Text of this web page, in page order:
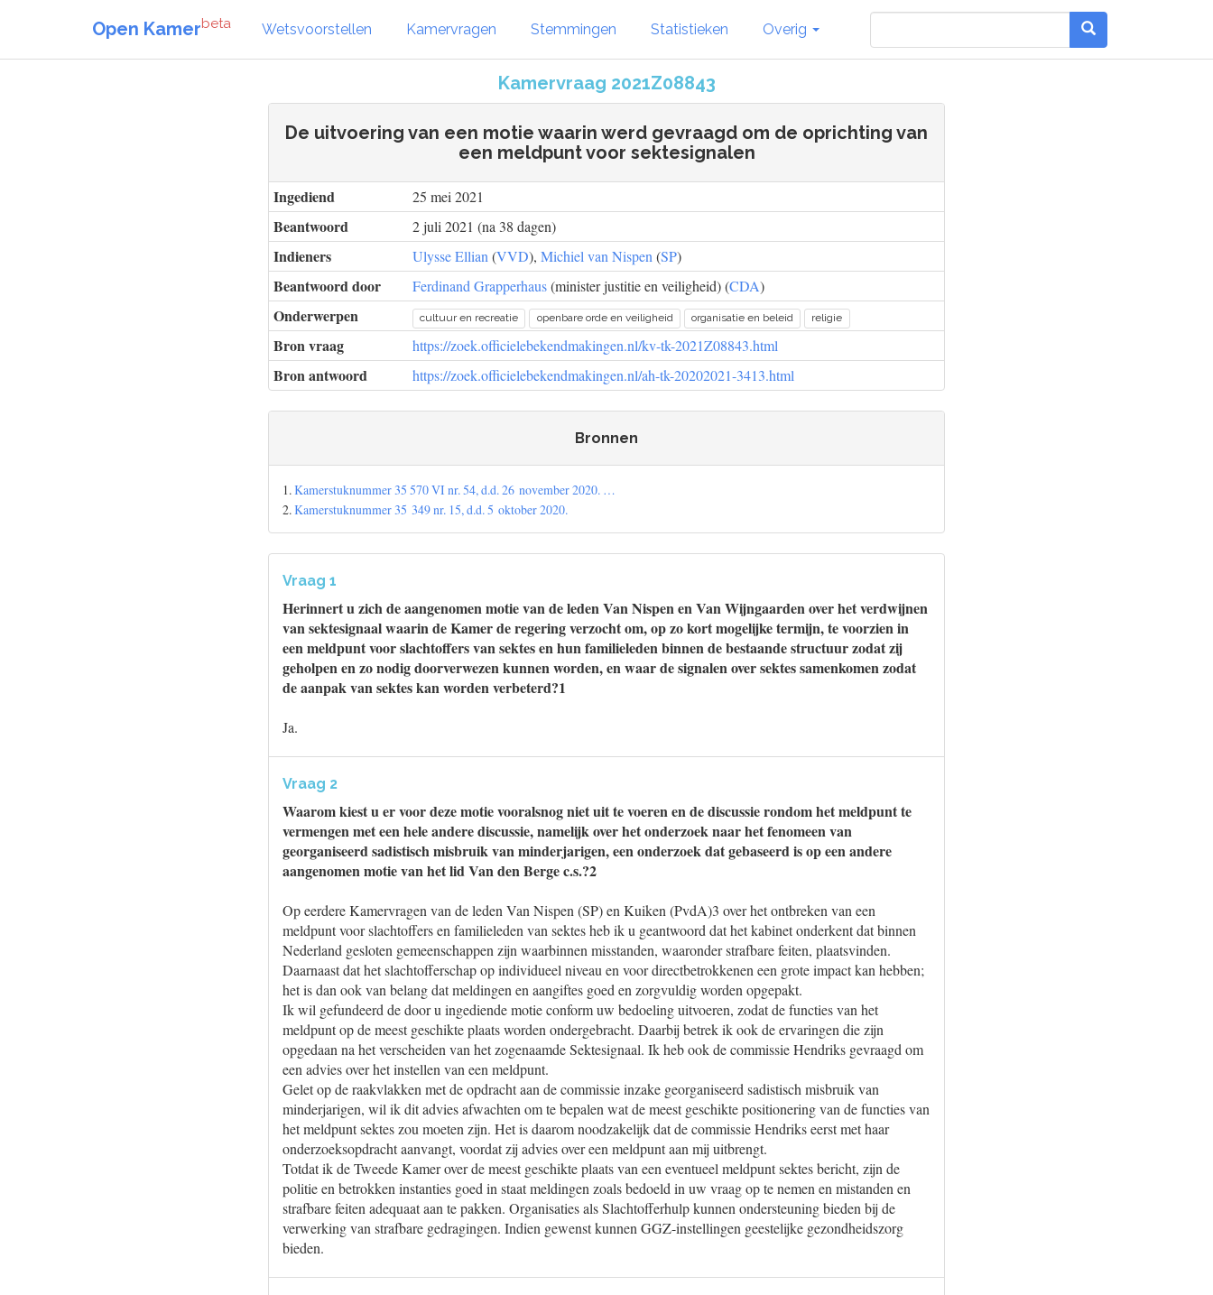
Open Kamerbeta Wetsvoorstellen Kamervragen Stemmingen Statistieken Overig
Kamervraag 2021Z08843
De uitvoering van een motie waarin werd gevraagd om de oprichting van
een meldpunt voor sektesignalen
Ingediend 25 mei 2021
Beantwoord 2 juli 2021 (na 38 dagen)
Indieners Ulysse Ellian (VVD), Michiel van Nispen (SP)
Beantwoord door Ferdinand Grapperhaus(minister justitie en veiligheid) (CDA)
Onderwerpen cultuur en recreatie openbare orde en veiligheid organisatie en beleid religie
Bron vraag https://zoek.officielebekendmakingen.nl/kv-tk-2021Z08843.html
Bron antwoord https://zoek.officielebekendmakingen.nl/ah-tk-20202021-3413.html
Bronnen
1.Kamerstuknummer 35 570 VI nr. 54, d.d. 26 november 2020. …
2.Kamerstuknummer 35 349 nr. 15, d.d. 5 oktober 2020.
Vraag 1
Herinnert u zich de aangenomen motie van de leden Van Nispen en Van Wijngaarden over het verdwijnen
van sektesignaal waarin de Kamer de regering verzocht om, op zo kort mogelijke termijn, te voorzien in
een meldpunt voor slachtoffers van sektes en hun familieleden binnen de bestaande structuur zodat zij
geholpen en zo nodig doorverwezen kunnen worden, en waar de signalen over sektes samenkomen zodat
de aanpak van sektes kan worden verbeterd?1
Ja.
Vraag 2
Waarom kiest u er voor deze motie vooralsnog niet uit te voeren en de discussie rondom het meldpunt te
vermengen met een hele andere discussie, namelijk over het onderzoek naar het fenomeen van
georganiseerd sadistisch misbruik van minderjarigen, een onderzoek dat gebaseerd is op een andere
aangenomen motie van het lid Van den Berge c.s.?2
Op eerdere Kamervragen van de leden Van Nispen (SP) en Kuiken (PvdA)3 over het ontbreken van een
meldpunt voor slachtoffers en familieleden van sektes heb ik u geantwoord dat het kabinet onderkent dat binnen
Nederland gesloten gemeenschappen zijn waarbinnen misstanden, waaronder strafbare feiten, plaatsvinden.
Daarnaast dat het slachtofferschap op individueel niveau en voor directbetrokkenen een grote impact kan hebben;
het is dan ook van belang dat meldingen en aangiftes goed en zorgvuldig worden opgepakt.
Ik wil gefundeerd de door u ingediende motie conform uw bedoeling uitvoeren, zodat de functies van het
meldpunt op de meest geschikte plaats worden ondergebracht. Daarbij betrek ik ook de ervaringen die zijn
opgedaan na het verscheiden van het zogenaamde Sektesignaal. Ik heb ook de commissie Hendriks gevraagd om
een advies over het instellen van een meldpunt.
Gelet op de raakvlakken met de opdracht aan de commissie inzake georganiseerd sadistisch misbruik van
minderjarigen, wil ik dit advies afwachten om te bepalen wat de meest geschikte positionering van de functies van
het meldpunt sektes zou moeten zijn. Het is daarom noodzakelijk dat de commissie Hendriks eerst met haar
onderzoeksopdracht aanvangt, voordat zij advies over een meldpunt aan mij uitbrengt.
Totdat ik de Tweede Kamer over de meest geschikte plaats van een eventueel meldpunt sektes bericht, zijn de
politie en betrokken instanties goed in staat meldingen zoals bedoeld in uw vraag op te nemen en mistanden en
strafbare feiten adequaat aan te pakken. Organisaties als Slachtofferhulp kunnen ondersteuning bieden bij de
verwerking van strafbare gedragingen. Indien gewenst kunnen GGZ-instellingen geestelijke gezondheidszorg
bieden.